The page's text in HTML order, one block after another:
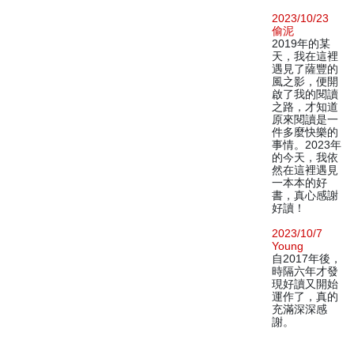
2023/10/23
偷泥
2019年的某
天，我在這裡
遇見了薩豐的
風之影，便開
啟了我的閱讀
之路，才知道
原來閱讀是一
件多麼快樂的
事情。2023年
的今天，我依
然在這裡遇見
一本本的好
書，真心感謝
好讀！
2023/10/7
Young
自2017年後，
時隔六年才發
現好讀又開始
運作了，真的
充滿深深感
謝。